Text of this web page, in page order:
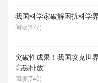
我国科学家破解困扰科学
阅读(677)
突破性成果！我国攻克世
高碳排放”
阅读(740)